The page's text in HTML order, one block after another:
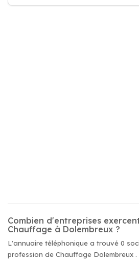
Combien d'entreprises
Chauffage à Dolembreux ?
L'annuaire téléphonique a trouvé 0
profession de Chauffage Dolembreux .